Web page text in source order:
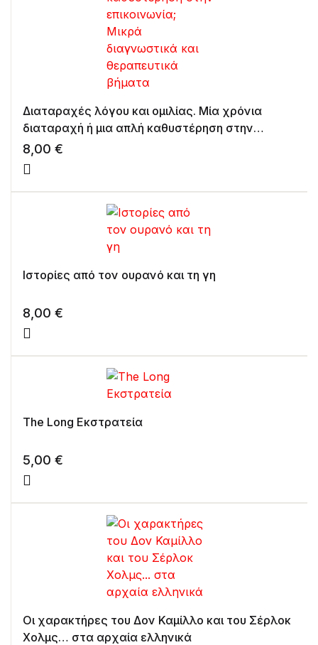
Διαταραχές λόγου και ομιλίας. Μία χρόνια
διαταραχή ή μια απλή καθυστέρηση στην
επικοινωνία; Μικρά διαγνωστικά και
θεραπευτικά βήματα
8,00 €
Ιστορίες από τον ουρανό και τη γη
8,00 €
The Long Εκστρατεία
5,00 €
Οι χαρακτήρες του Δον Καμίλλο και του Σέρλοκ
Χολμς… στα αρχαία ελληνικά